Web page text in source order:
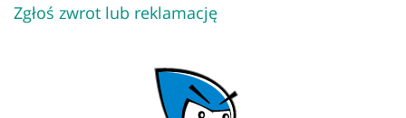
Zgłoś zwrot lub reklamację